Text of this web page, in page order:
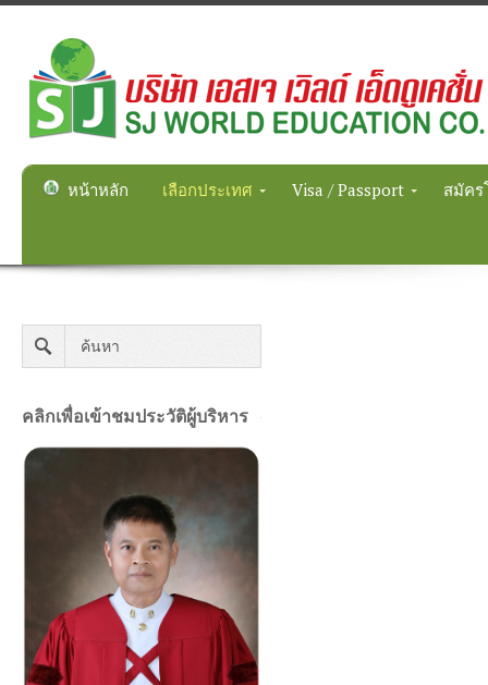
หน้าหลัก เลือกประเทศ Visa / Passport สมัคร
คลิกเพื่อเข้าชมประวัติผู้บริหาร